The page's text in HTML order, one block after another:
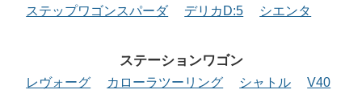
ステップワゴンスパーダ
デリカD:5 シエンタ
ステーションワゴン
レヴォーグ カローラツーリング シャトル
V40